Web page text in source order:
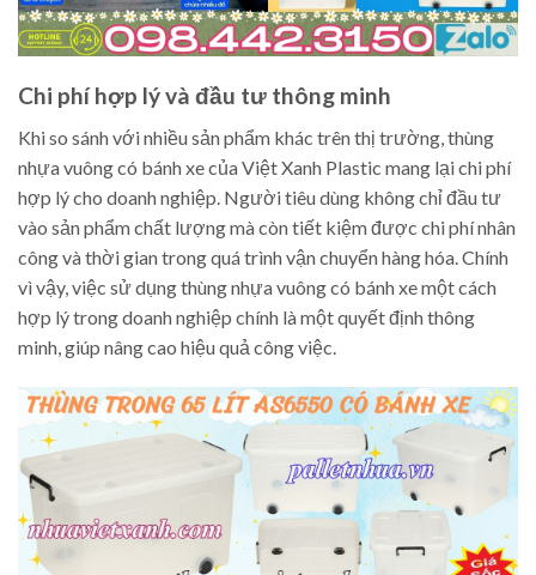
Chi phí hợp lý và đầu tư thông minh
Khi so sánh với nhiều sản phẩm khác trên thị trường, thùng
nhựa vuông có bánh xe của Việt Xanh Plastic mang lại chi phí
hợp lý cho doanh nghiệp. Người tiêu dùng không chỉ đầu tư
vào sản phẩm chất lượng mà còn tiết kiệm được chi phí nhân
công và thời gian trong quá trình vận chuyển hàng hóa. Chính
vì vậy, việc sử dụng thùng nhựa vuông có bánh xe một cách
hợp lý trong doanh nghiệp chính là một quyết định thông
minh, giúp nâng cao hiệu quả công việc.